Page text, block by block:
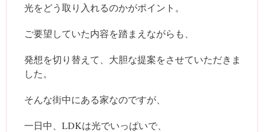
光をどう取り入れるのかがポイント。
ご要望していた内容を踏まえながらも、
発想を切り替えて、大胆な提案をさせていただきま
した。
そんな街中にある家なのですが、
一日中、LDKは光でいっぱいで、